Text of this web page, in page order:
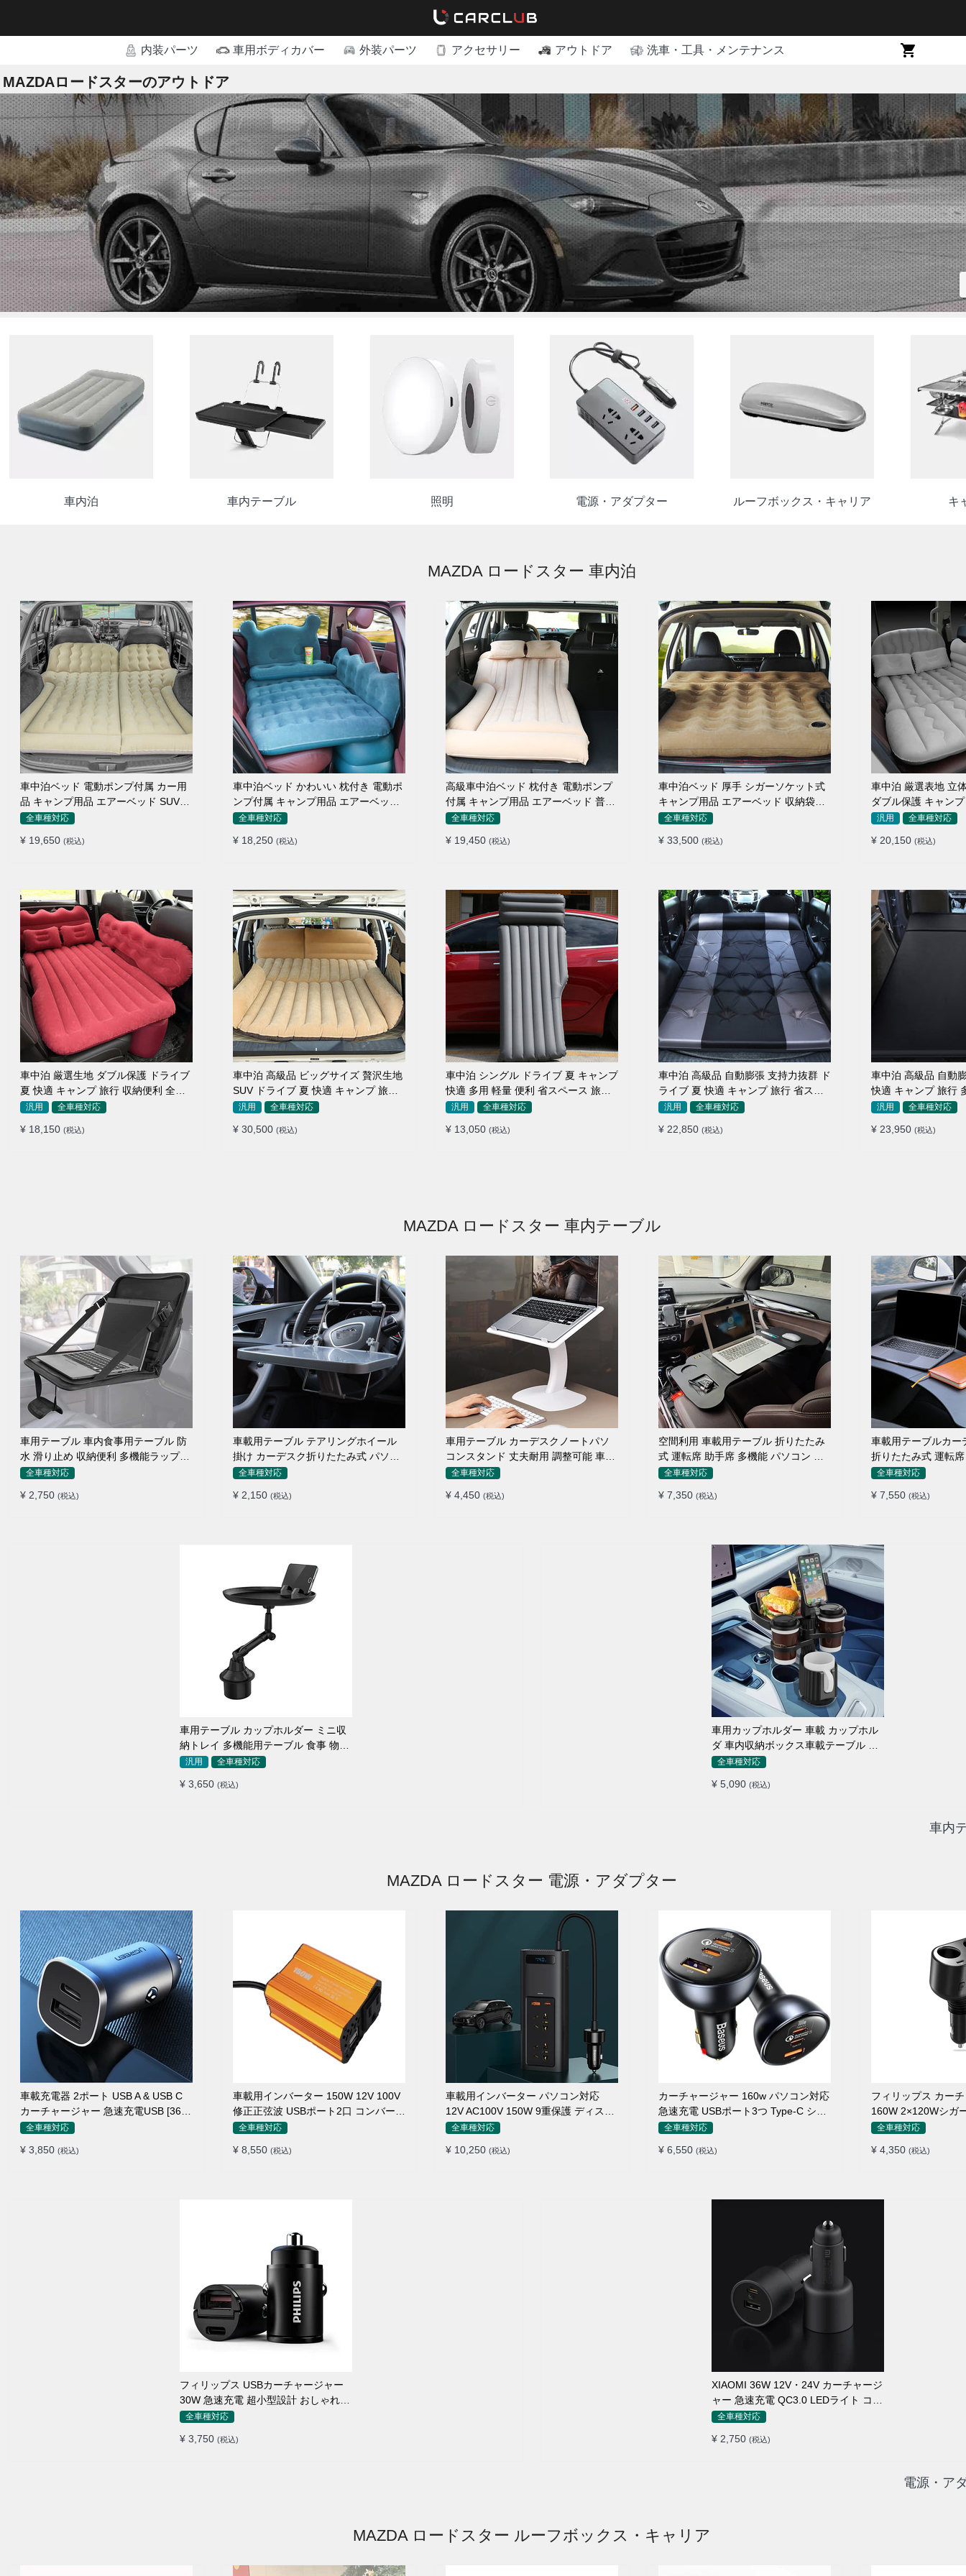
内装パーツ 車用ボディカバー 外装パーツ アクセサリー アウトドア 洗車・工具・メンテナンス
MAZDAロードスターのアウトドア
車内泊 車内テーブル 照明 電源・アダプター ルーフボックス・キャリア キ
MAZDA ロードスター 車内泊
車中泊ベッド 電動ポンプ付属 カー用
品 キャンプ用品 エアーベッド SUV車
普通車適用
全車種対応
¥ 19,650 (税込)
車中泊ベッド かわいい 枕付き 電動ポ
ンプ付属 キャンプ用品 エアーベッド
普通車 SUV
全車種対応
¥ 18,250 (税込)
高級車中泊ベッド 枕付き 電動ポンプ
付属 キャンプ用品 エアーベッド 普通
車 SUV
全車種対応
¥ 19,450 (税込)
車中泊ベッド 厚手 シガーソケット式
キャンプ用品 エアーベッド 収納袋付
き 普通車 SUV適用
全車種対応
¥ 33,500 (税込)
車中泊 厳選表地 立
ダブル保護 キャン
付簡単 全車種 エア
汎用 全車種対応
¥ 20,150 (税込)
車中泊 厳選生地 ダブル保護 ドライブ
夏 快適 キャンプ 旅行 収納便利 全車
種 多色 エアーベッド
汎用 全車種対応
¥ 18,150 (税込)
車中泊 高級品 ビッグサイズ 贅沢生地
SUV ドライブ 夏 快適 キャンプ 旅行
収納便利 エアーベッド
汎用 全車種対応
¥ 30,500 (税込)
車中泊 シングル ドライブ 夏 キャンプ
快適 多用 軽量 便利 省スペース 旅行
エアーベッド
汎用 全車種対応
¥ 13,050 (税込)
車中泊 高級品 自動膨張 支持力抜群 ド
ライブ 夏 快適 キャンプ 旅行 省スペ
ース エアーベッド
汎用 全車種対応
¥ 22,850 (税込)
車中泊 高級品 自動
快適 キャンプ 旅行
納便利 エアーベッド
汎用 全車種対応
¥ 23,950 (税込)
MAZDA ロードスター 車内テーブル
車用テーブル 車内食事用テーブル 防
水 滑り止め 収納便利 多機能ラップト
ップバッグ
全車種対応
¥ 2,750 (税込)
車載用テーブル テアリングホイール
掛け カーデスク折りたたみ式 パソコ
ン 食事 物置
全車種対応
¥ 2,150 (税込)
車用テーブル カーデスクノートパソ
コンスタンド 丈夫耐用 調整可能 車内
車外 多機能用
全車種対応
¥ 4,450 (税込)
空間利用 車載用テーブル 折りたたみ
式 運転席 助手席 多機能 パソコン 食
事 書き込み
全車種対応
¥ 7,350 (税込)
車載用テーブルカー
折りたたみ式 運転
り止め 安定
全車種対応
¥ 7,550 (税込)
車用テーブル カップホルダー ミニ収
納トレイ 多機能用テーブル 食事 物置
き用 高品質
汎用 全車種対応
¥ 3,650 (税込)
車用カップホルダー 車載 カップホル
ダ 車内収納ボックス車載テーブル ス
マホ置き 調整可能なベース 車載 取付
手
全車種対応
¥ 5,090 (税込)
車内
MAZDA ロードスター 電源・アダプター
車載充電器 2ポート USB A & USB C
カーチャージャー 急速充電USB [36W
12V-24V ]
全車種対応
¥ 3,850 (税込)
車載用インバーター 150W 12V 100V
修正正弦波 USBポート2口 コンバータ
ー 防災用品 チャージャー
全車種対応
¥ 8,550 (税込)
車載用インバーター パソコン対応
12V AC100V 150W 9重保護 ディスプ
レイ付き 静音タイプ
全車種対応
¥ 10,250 (税込)
カーチャージャー 160w パソコン対応
急速充電 USBポート3つ Type-C シガ
ーソケット
全車種対応
¥ 6,550 (税込)
フィリップス カー
160W 2×120Wシガ
れ全車種対応
¥ 4,350 (税込)
フィリップス USBカーチャージャー
30W 急速充電 超小型設計 おしゃれ
シガーソケット
全車種対応
¥ 3,750 (税込)
XIAOMI 36W 12V・24V カーチャージ
ャー 急速充電 QC3.0 LEDライト コン
パクト 車載充電器
全車種対応
¥ 2,750 (税込)
電源・ア
MAZDA ロードスター ルーフボックス・キャリア